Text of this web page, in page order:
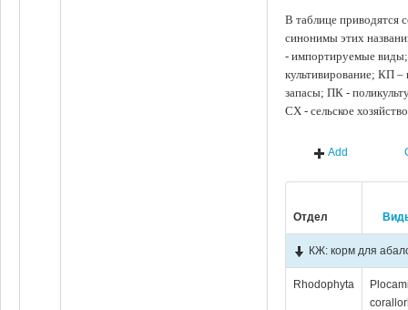
В таблице приводятся
синонимы этих
- импортируемые
культивирование; КП
запасы; ПК -
СХ - сельское
Add
Отдел
КЖ: корм для
Rhodophyta